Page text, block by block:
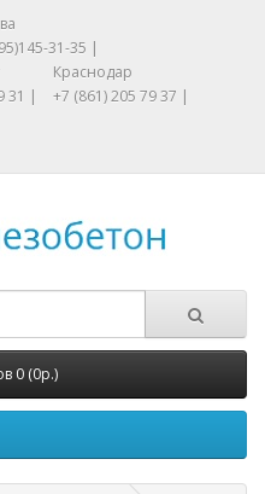
31-35 |
31 |
Краснодар
+7 (861) 205 79 37 |
0 (0р.)